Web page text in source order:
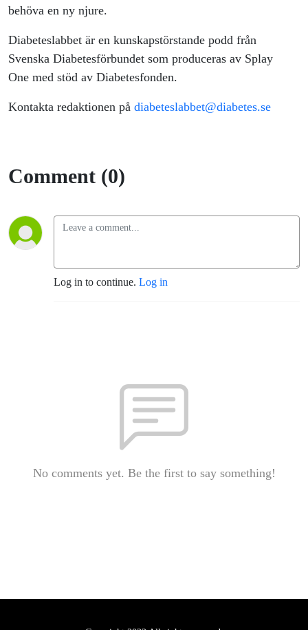
behöva en ny njure.
Diabeteslabbet är en kunskapstörstande podd från
Svenska Diabetesförbundet som produceras av Splay
One med stöd av Diabetesfonden.
Kontakta redaktionen på diabeteslabbet@diabetes.se
Comment (0)
Log in to continue. Log in
No comments yet. Be the first to say something!